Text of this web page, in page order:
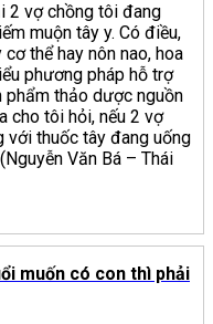
2 vợ chồng tôi đang
muộn tây y. Có điều,
thể hay nôn nao, hoa
phương pháp hỗ trợ
thảo dược nguồn
cho tôi hỏi, nếu 2 vợ
với thuốc tây đang uống
Văn Bá – Thái
muốn có con thì phải